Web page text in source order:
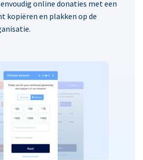
online donaties met een
kopiëren en plakken op de